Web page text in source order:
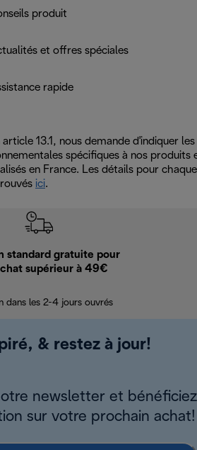
produit
et offres spéciales
rapide
13.1, nous demande d'indiquer les
spécifiques à nos produits
en France. Les détails pour chaque
ici.
standard gratuite pour
supérieur à 49€
dans les 2-4 jours ouvrés
& restez à jour!
newsletter et bénéficiez
sur votre prochain achat!